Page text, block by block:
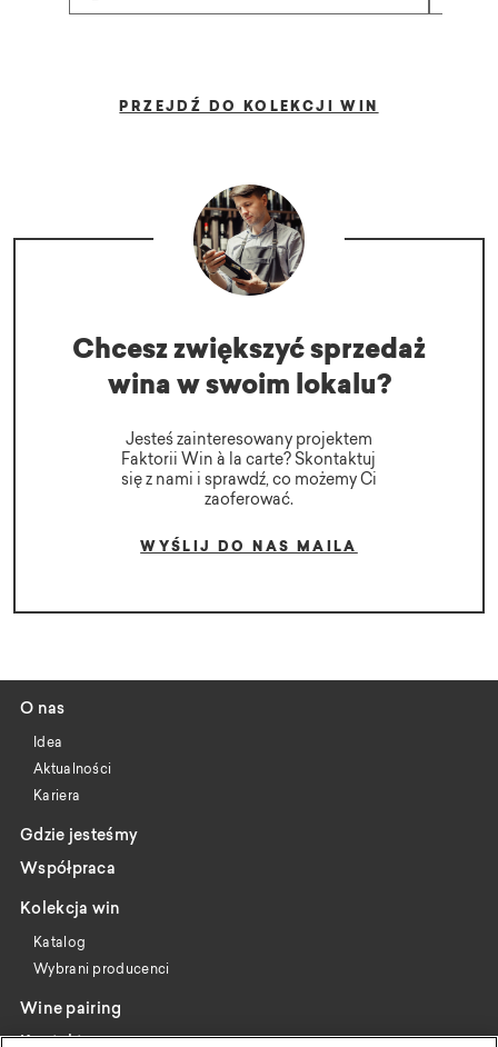
PRZEJDŹ DO KOLEKCJI WIN
Chcesz zwiększyć sprzedaż
wina w swoim lokalu?
Jesteś zainteresowany projektem
Faktorii Win à la carte? Skontaktuj
się z nami i sprawdź, co możemy Ci
zaoferować.
WYŚLIJ DO NAS MAILA
O nas
Idea
Aktualności
Kariera
Gdzie jesteśmy
Współpraca
Kolekcja win
Katalog
Wybrani producenci
Wine pairing
Kontakt